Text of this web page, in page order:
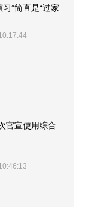
”简直是“过家
官宣使用综合